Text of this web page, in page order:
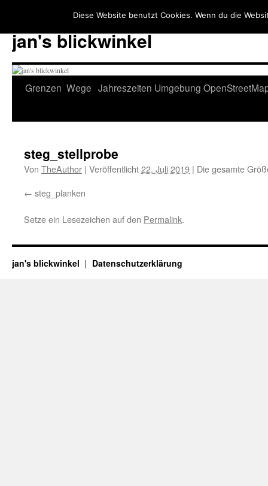
jan's blickwinkel
Zum
Grenzen Wege Jahreszeiten Umgebung
steg_stellprobe
Von TheAuthor | Veröffentlicht22. Juli 2019 | Die gesamte
steg_planken
Setze ein Lesezeichen auf den Permalink.
jan's blickwinkel Datenschutzerklärung
Diese Website benutzt Cookies. Wenn du die